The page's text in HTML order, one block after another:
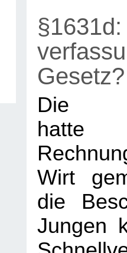
Gesetz?
Die
Wirt
die
Jungen